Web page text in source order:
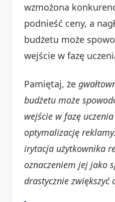
wzmożona
podnieść ceny, a
budżetu może
wejście w fazę
Pamiętaj, że
budżetu może
wejście w fazę
optymalizację reklamy.
irytacja użytkownika
oznaczeniem jej jako
drastycznie zwiększyć